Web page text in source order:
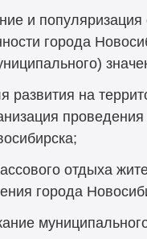
и
города
развития на
отдыха
города